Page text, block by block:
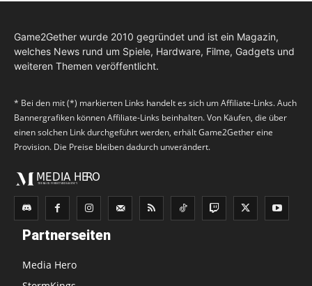
Game2Gether wurde 2010 gegründet und ist ein Magazin,
welches News rund um Spiele, Hardware, Filme, Gadgets und
weiteren Themen veröffentlicht.
* Bei den mit (*) markierten Links handelt es sich um Affiliate-Links. Auch
Bannergrafiken können Affiliate-Links beinhalten. Von Käufen, die über
einen solchen Link durchgeführt werden, erhält Game2Gether eine
Provision. Die Preise bleiben dadurch unverändert.
Partnerseiten
Media Hero